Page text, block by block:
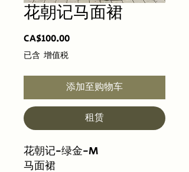
花朝记马面裙
CA$100.00價
已含 增值税
添加至购物车
租赁
花朝记-绿金-M
马面裙